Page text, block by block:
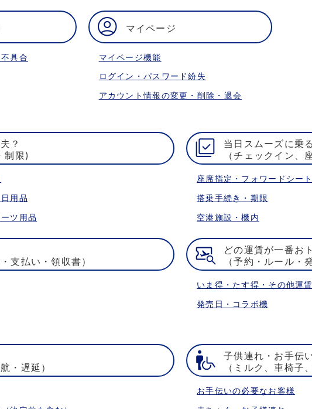
具合
マイページ
マイページ機能
ログイン・パスワード紛失
アカウント情報の変更・削除・退会
？
制限)
用品
ツ用品
当日スムーズに乗
（チェックイン、
座席指定・フォワードシート
搭乗手続き・期限
空港施設・機内
支払い・領収書）
どの運賃が一番お
（予約・ルール・
いま得・たす得・その他運賃
発売日・コラボ機
・遅延）
子供連れ・お手伝
（ミルク、車椅子
お手伝いの必要なお客様